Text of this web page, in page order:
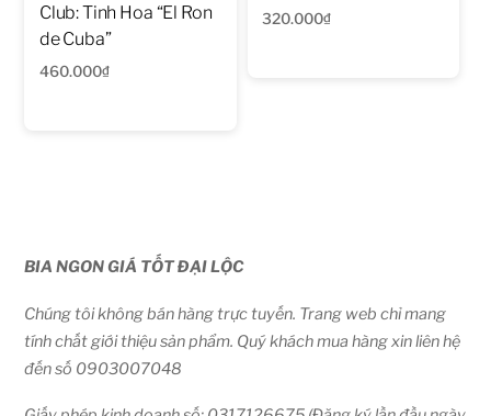
Club: Tinh Hoa “El Ron
de Cuba”
460.000₫
320.000₫
BIA NGON GIÁ TỐT ĐẠI LỘC
Chúng tôi không bán hàng trực tuyến. Trang web chỉ mang
tính chất giới thiệu sản phẩm. Quý khách mua hàng xin liên hệ
đến số 0903007048